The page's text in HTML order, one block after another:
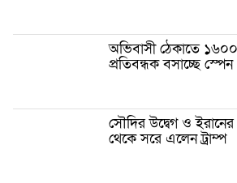
অভিবাসী ঠেকাতে
প্রতিবন্ধক বসাচ্ছে স্পেন
সৌদির উদ্বেগ ও
থেকে সরে এলেন ট্রাম্প